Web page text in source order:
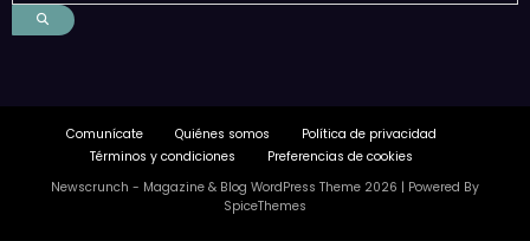
Comunícate Quiénes somos
Política de privacidad
Términos y condiciones
Preferencias de cookies
Newscrunch - Magazine & Blog WordPress Theme 2026 | Powered By
SpiceThemes